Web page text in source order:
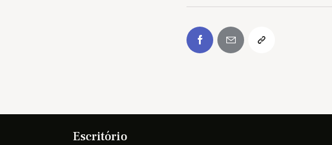
Escritório